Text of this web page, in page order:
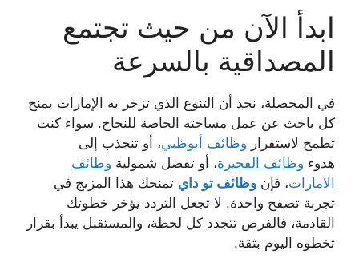
ابدأ الآن من حيث تجتمع
المصداقية بالسرعة
في المحصلة، نجد أن التنوع الذي تزخر به الإمارات يمنح
كل باحث عن عمل مساحته الخاصة للنجاح. سواء كنت
تطمح لاستقرار وظائف أبوظبي ، أو تنجذب إلى
هدوء وظائف الفجيرة، أو تفضل شمولية وظائف
الامارات، فإن وظائف تو دايتمنحك هذا المزيج في
تجربة تصفح واحدة. لا تجعل التردد يؤخر خطوتك
القادمة، فالفرص تتجدد كل لحظة، والمستقبل يبدأ بقرار
تخطوه اليوم بثقة.